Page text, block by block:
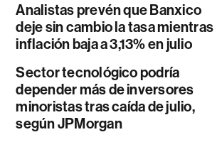
Analistas prevén que Banxico
deje sin cambio la tasa mientras
inflación baja a 3,13% en julio
Sector tecnológico podría
depender más de inversores
minoristas tras caída de julio,
según JPMorgan